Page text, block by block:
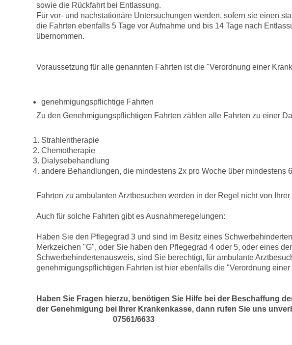
sowie die Rückfahrt bei Entlassung.
Für vor- und nachstationäre Untersuchungen werden, sofern sie einen
die Fahrten ebenfalls 5 Tage vor Aufnahme und bis 14 Tage nach
übernommen.
Voraussetzung für alle genannten Fahrten ist die "Verordnung einer
genehmigungspflichtige Fahrten
Zu den Genehmigungspflichtigen Fahrten zählen alle Fahrten zu einer
Strahlentherapie
Chemotherapie
Dialysebehandlung
andere Behandlungen, die mindestens 2x pro Woche über mindestens
Fahrten zu ambulanten Arztbesuchen werden in der Regel nicht von
Auch für solche Fahrten gibt es Ausnahmeregelungen:
Haben Sie den Pflegegrad 3 und sind im Besitz eines
Merkzeichen "G", oder Sie haben den Pflegegrad 4 oder 5, oder eines
Schwerbehindertenausweis, sind Sie berechtigt, für ambulante
genehmigungspflichtigen Fahrten ist hier ebenfalls die "Verordnung
Haben Sie Fragen hierzu, benötigen Sie Hilfe bei der Beschaffung
der Genehmigung bei Ihrer Krankenkasse, dann rufen Sie uns
07561/6633